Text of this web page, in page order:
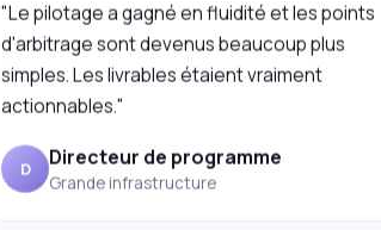
d'arbitrage sont devenus beaucoup plus
simples. Les livrables étaient vraiment
actionnables."
D
Grande infrastructure